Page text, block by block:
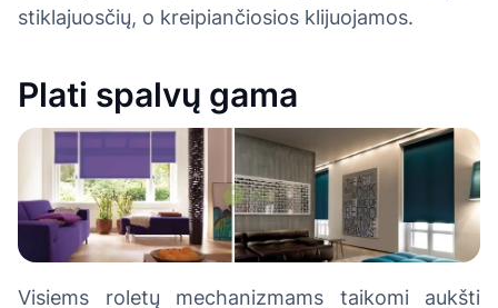
stiklajuosčių, o kreipiančiosios klijuojamos.
Plati spalvų gama
Visiems roletų mechanizmams taikomi aukšti